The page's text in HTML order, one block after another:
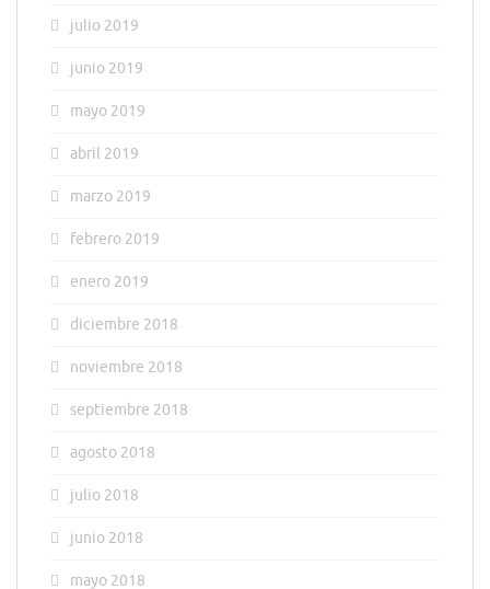
julio 2019
junio 2019
mayo 2019
abril 2019
marzo 2019
febrero 2019
enero 2019
diciembre 2018
noviembre 2018
septiembre 2018
agosto 2018
julio 2018
junio 2018
mayo 2018